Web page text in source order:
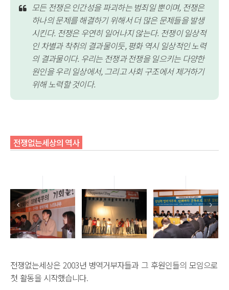
모든 전쟁은 인간성을 파괴하는 범죄일 뿐이며, 전쟁은
하나의 문제를 해결하기 위해서 더 많은 문제들을 발생
시킨다. 전쟁은 우연히 일어나지 않는다. 전쟁이 일상적
인 차별과 착취의 결과물이듯, 평화 역시 일상적인 노력
의 결과물이다. 우리는 전쟁과 전쟁을 일으키는 다양한
원인을 우리 일상에서, 그리고 사회 구조에서 제거하기
위해 노력할 것이다.
전쟁없는세상의 역사
전쟁없는세상은 2003년 병역거부자들과 그 후원인들의 모임으로
첫 활동을 시작했습니다.